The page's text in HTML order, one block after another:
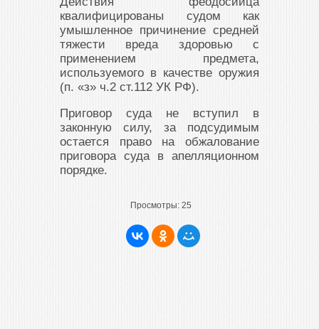
квалифицированы судом как
умышленное причинение средней
тяжести вреда здоровью с
применением предмета,
используемого в качестве оружия
(п. «з» ч.2 ст.112 УК РФ).
Приговор суда не вступил в
законную силу, за подсудимым
остается право на обжалование
приговора суда в апелляционном
порядке.
Просмотры: 25